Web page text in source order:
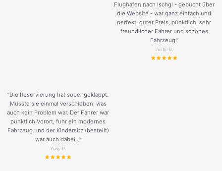
Flughafen nach Ischgl - gebucht über
die Website - war ganz einfach und
perfekt, guter Preis, pünktlich, sehr
freundlicher Fahrer und schönes
Fahrzeug.”
Justin B.
“Die Reservierung hat super geklappt.
Musste sie einmal verschieben, was
auch kein Problem war. Der Fahrer war
pünktlich Vorort, fuhr ein modernes
Fahrzeug und der Kindersitz (bestellt)
war auch dabei...”
Yuriy P.